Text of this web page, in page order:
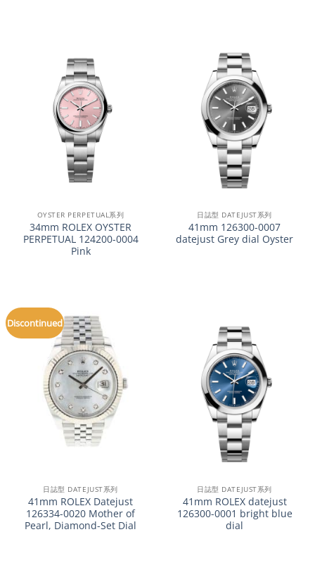
OYSTER PERPETUAL系列
34mm ROLEX OYSTER
PERPETUAL 124200-0004
Pink
日誌型 DATEJUST系列
41mm 126300-0007
datejust Grey dial Oyster
Discontinued
日誌型 DATEJUST系列
41mm ROLEX Datejust
126334-0020 Mother of
Pearl, Diamond-Set Dial
日誌型 DATEJUST系列
41mm ROLEX datejust
126300-0001 bright blue
dial